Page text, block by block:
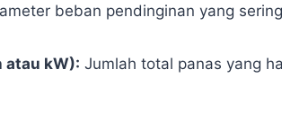
beban pendinginan yang
atau kW): Jumlah total panas yang